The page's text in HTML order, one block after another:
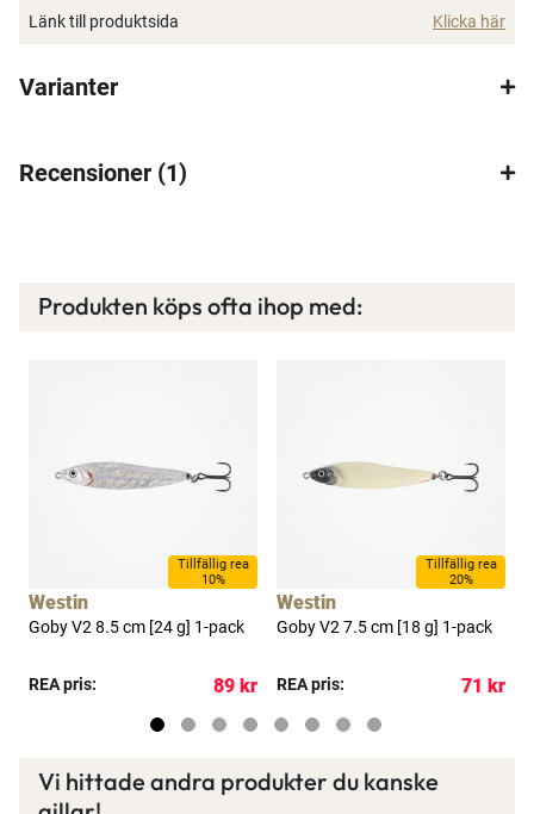
Ett exklusivt medlemskap med många förmåner.
Bättre priser, fri frakt på alla ordrar, bonuscheck
Länk till produktsida Klicka här
Varianter
Recensioner 1
Produkten köps ofta ihop med:
Tillfällig rea
10%
Westin
Goby V2 8.5 cm [24 g] 1-pack
REA pris: 89 kr
Tillfällig rea
20%
Westin
Goby V2 7.5 cm [18 g] 1-pack
REA pris: 71 kr
Vi hittade andra produkter du kanske